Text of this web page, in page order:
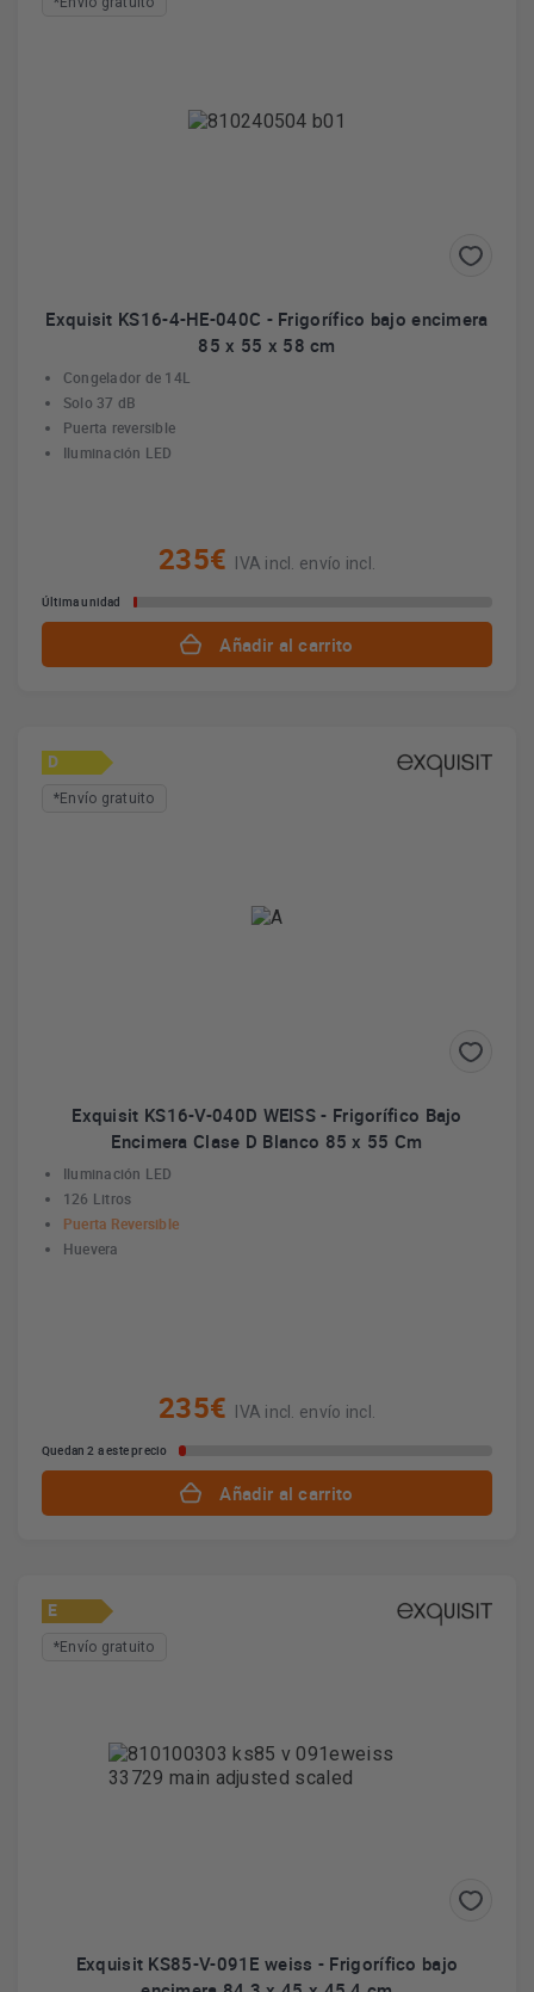
Exquisit KS16-4-HE-040C - Frigorífico bajo encimera
85 x 55 x 58 cm
Congelador de 14L
Solo 37 dB
Puerta reversible
Iluminación LED
235€ IVA incl. envío incl.
Última unidad
Añadir al carrito
D
*Envío gratuito
Exquisit KS16-V-040D WEISS - Frigorífico Bajo
Encimera Clase D Blanco 85 x 55 Cm
Iluminación LED
126 Litros
Puerta Reversible
Huevera
235€ IVA incl. envío incl.
Quedan 2 a este precio
Añadir al carrito
E
*Envío gratuito
Exquisit KS85-V-091E weiss - Frigorífico bajo